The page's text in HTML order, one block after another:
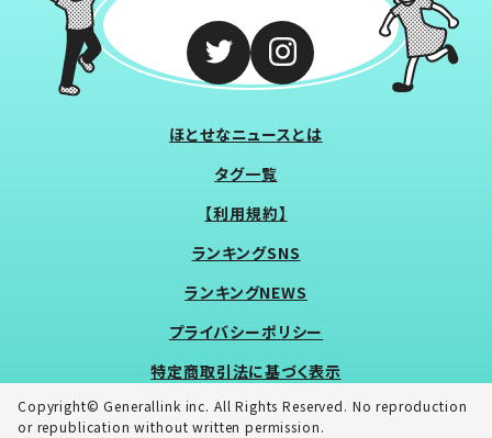
ほとせなニュースとは
タグ一覧
【利用規約】
ランキングSNS
ランキングNEWS
プライバシーポリシー
特定商取引法に基づく表示
Copyright© Generallink inc. All Rights Reserved. No reproduction
or republication without written permission.